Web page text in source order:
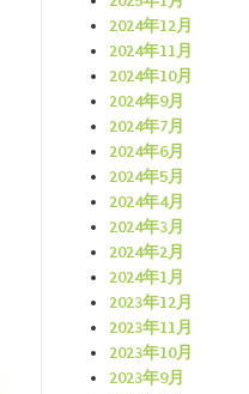
2024年12月
2024年11月
2024年10月
2024年9月
2024年7月
2024年6月
2024年5月
2024年4月
2024年3月
2024年2月
2024年1月
2023年12月
2023年11月
2023年10月
2023年9月